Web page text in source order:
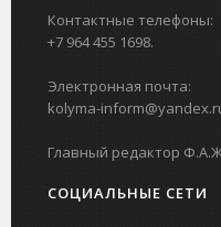
Контактные телефоны:
+7 964 455 1698.
Электронная почта:
kolyma-
Главный редактор
СОЦИАЛЬНЫЕ СЕТИ